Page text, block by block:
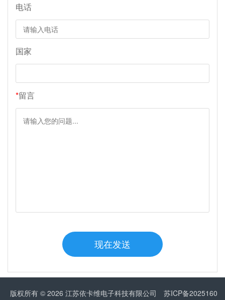
电话
国家
*留言
现在发送
版权所有 © 2026 江苏依卡维电子科技有限公司
苏ICP备2025160